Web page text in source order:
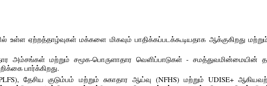
ஏற்றத்தாழ்வுகள் மக்களை மிகவும் பாதிக்கப்படக்கூடியதாக ஆக்குகிறது
அம்சங்கள் மற்றும் சமூக-பொருளாதார வெளிப்பாடுகள் - சமத்துவமின்மையின்
பார்க்கிறது.
தேசிய குடும்பம் மற்றும் சுகாதார ஆய்வு (NFHS) மற்றும் UDISE+